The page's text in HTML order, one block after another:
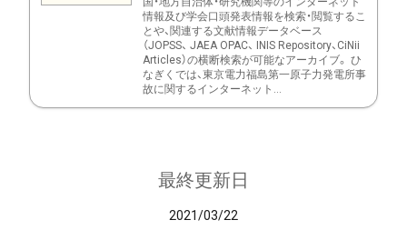
情報及び学会口頭発表情報を検索・閲覧するこ
とや、関連する文献情報データベース
（JOPSS、 JAEA OPAC、 INIS Repository、CiNii
Articles）の横断検索が可能なアーカイブ。 ひ
なぎくでは、東京電力福島第一原子力発電所事
故に関するインターネット...
最終更新日
2021/03/22